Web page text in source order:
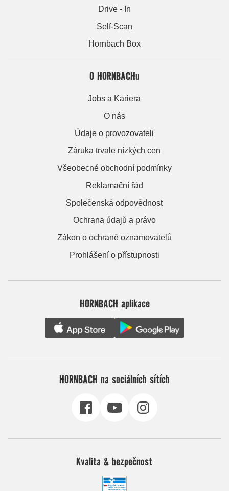
Drive - In
Self-Scan
Hornbach Box
O HORNBACHu
Jobs a Kariera
O nás
Údaje o provozovateli
Záruka trvale nízkých cen
Všeobecné obchodní podmínky
Reklamační řád
Společenská odpovědnost
Ochrana údajů a právo
Zákon o ochraně oznamovatelů
Prohlášení o přístupnosti
HORNBACH aplikace
HORNBACH na sociálních sítích
Kvalita & bezpečnost